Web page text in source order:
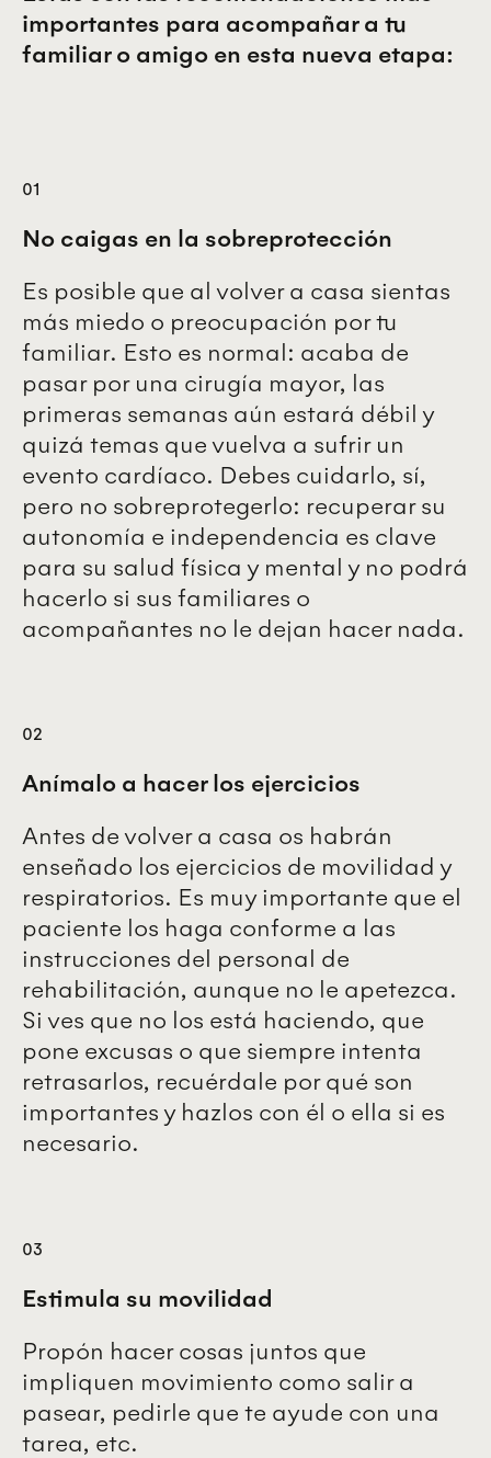
importantes para acompañar a tu
familiar o amigo en esta nueva etapa:
01
No caigas en la sobreprotección
Es posible que al volver a casa sientas
más miedo o preocupación por tu
familiar. Esto es normal: acaba de
pasar por una cirugía mayor, las
primeras semanas aún estará débil y
quizá temas que vuelva a sufrir un
evento cardíaco. Debes cuidarlo, sí,
pero no sobreprotegerlo: recuperar su
autonomía e independencia es clave
para su salud física y mental y no podrá
hacerlo si sus familiares o
acompañantes no le dejan hacer nada.
02
Anímalo a hacer los ejercicios
Antes de volver a casa os habrán
enseñado los ejercicios de movilidad y
respiratorios. Es muy importante que el
paciente los haga conforme a las
instrucciones del personal de
rehabilitación, aunque no le apetezca.
Si ves que no los está haciendo, que
pone excusas o que siempre intenta
retrasarlos, recuérdale por qué son
importantes y hazlos con él o ella si es
necesario.
03
Estimula su movilidad
Propón hacer cosas juntos que
impliquen movimiento como salir a
pasear, pedirle que te ayude con una
tarea, etc.